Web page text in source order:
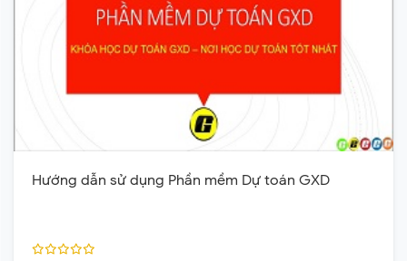
Hướng dẫn sử dụng Phần mềm Dự toán GXD